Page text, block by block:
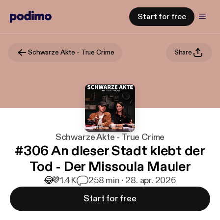
Start for free
Schwarze Akte - True Crime Share
Schwarze Akte - True Crime
#306 An dieser Stadt klebt der
Tod - Der Missoula Mauler
😂💜1.4K 258 min · 28. apr. 2026
Start for free